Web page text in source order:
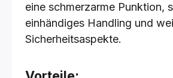
eine schmerzarme Punktion,
einhändiges Handling und
Sicherheitsaspekte.